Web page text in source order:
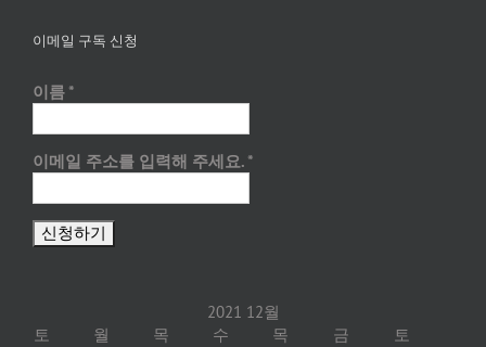
이메일 구독 신청
이름 *
이메일 주소를 입력해 주세요. *
2021 12월
토 월 목 수 목 금 토